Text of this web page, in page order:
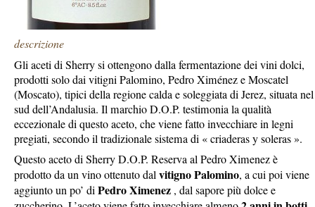
descrizione
Gli aceti di Sherry si ottengono dalla fermentazione dei vini dolci,
prodotti solo dai vitigni Palomino, Pedro Ximénez e Moscatel
(Moscato), tipici della regione calda e soleggiata di Jerez, situata nel
sud dell’Andalusia. Il marchio D.O.P. testimonia la qualità
eccezionale di questo aceto, che viene fatto invecchiare in legni
pregiati, secondo il tradizionale sistema di « criaderas y soleras ».
Questo aceto di Sherry D.O.P. Reserva al Pedro Ximenez è
prodotto da un vino ottenuto dalvitigno Palomino, a cui poi viene
aggiunto un po’ diPedro Ximenez , dal sapore più dolce e